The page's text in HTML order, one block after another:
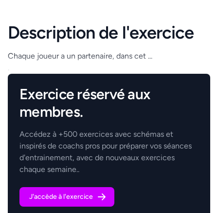
Description de l'exercice
Chaque joueur a un partenaire, dans cet ...
.
Exercice réservé aux
membres.
Accédez à +500 exercices avec schémas et
inspirés de coachs pros pour préparer vos séances
d'entrainement, avec de nouveaux exercices
chaque semaine..
J'accède à l'exercice